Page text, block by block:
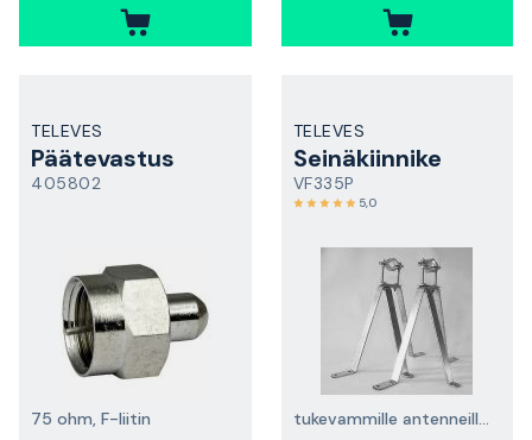
TELEVES
Päätevastus
405802
75 ohm, F-liitin
TELEVES
Seinäkiinnike
VF335P
5,0
tukevammille antenneille ja satelliittiantenneille